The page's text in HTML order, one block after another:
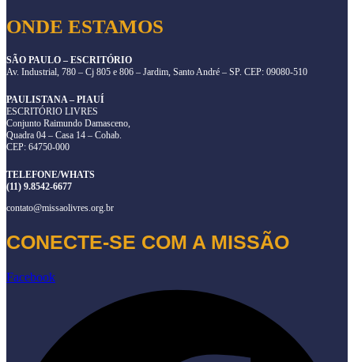
ONDE ESTAMOS
SÃO PAULO – ESCRITÓRIO
Av. Industrial, 780 – Cj 805 e 806 – Jardim, Santo André – SP. CEP: 09080-510
PAULISTANA – PIAUÍ
ESCRITÓRIO LIVRES
Conjunto Raimundo Damasceno,
Quadra 04 – Casa 14 – Cohab.
CEP: 64750-000
TELEFONE/WHATS
(11) 9.8542-6677
contato@missaolivres.org.br
CONECTE-SE COM A MISSÃO
Facebook